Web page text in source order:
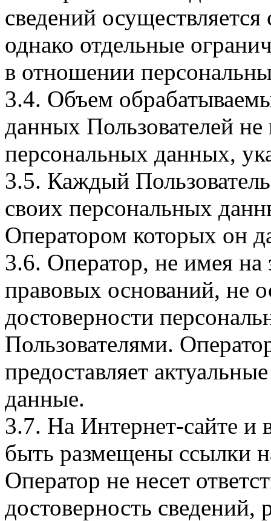
сведений
однако отдельные
в отношении
3.4. Объем
данных Пользователей
персональных данных,
3.5. Каждый
своих персональных
Оператором которых он
3.6. Оператор, не имея
правовых оснований, не
достоверности
Пользователями.
предоставляет
данные.
3.7. На Интернет-сайте
быть размещены ссылки
Оператор не несет
достоверность